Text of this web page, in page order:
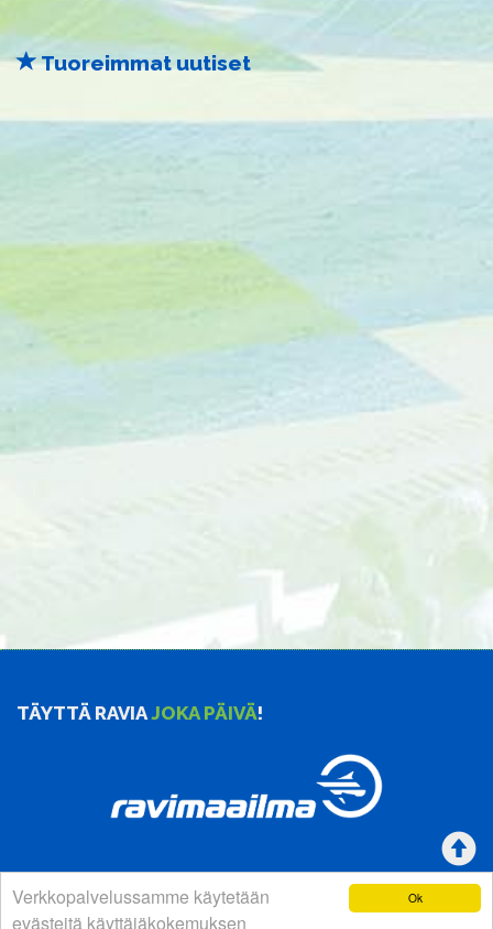
Ok
Verkkopalvelussamme käytetään
evästeitä käyttäjäkokemuksen
Tuoreimmat uutiset
TÄYTTÄ RAVIAJOKA PÄIVÄ!
YHTEYSTIEDOT